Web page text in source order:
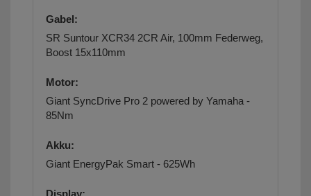
Gabel:
SR Suntour XCR34 2CR Air, 100mm Federweg,
Boost 15x110mm
Motor:
Giant SyncDrive Pro 2 powered by Yamaha -
85Nm
Akku:
Giant EnergyPak Smart - 625Wh